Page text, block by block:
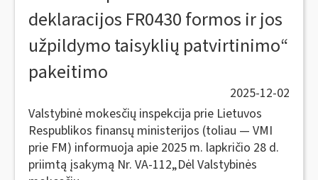
deklaracijos FR0430 formos ir jos
užpildymo taisyklių patvirtinimo“
pakeitimo
2025-12-02
Valstybinė mokesčių inspekcija prie Lietuvos
Respublikos finansų ministerijos (toliau — VMI
prie FM) informuoja apie 2025 m. lapkričio 28 d.
priimtą įsakymą Nr. VA-112„Dėl Valstybinės